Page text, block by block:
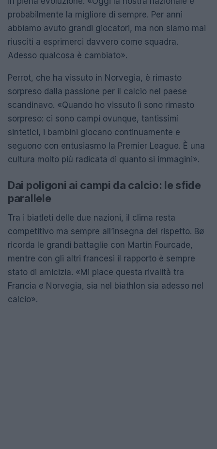
probabilmente la migliore di sempre. Per anni
abbiamo avuto grandi giocatori, ma non siamo mai
riusciti a esprimerci davvero come squadra.
Adesso qualcosa è cambiato».
Perrot, che ha vissuto in Norvegia, è rimasto
sorpreso dalla passione per il calcio nel paese
scandinavo. «Quando ho vissuto lì sono rimasto
sorpreso: ci sono campi ovunque, tantissimi
sintetici, i bambini giocano continuamente e
seguono con entusiasmo la Premier League. È una
cultura molto più radicata di quanto si immagini».
Dai poligoni ai campi da calcio: le sfide
parallele
Tra i biatleti delle due nazioni, il clima resta
competitivo ma sempre all’insegna del rispetto. Bø
ricorda le grandi battaglie con Martin Fourcade,
mentre con gli altri francesi il rapporto è sempre
stato di amicizia. «Mi piace questa rivalità tra
Francia e Norvegia, sia nel biathlon sia adesso nel
calcio».